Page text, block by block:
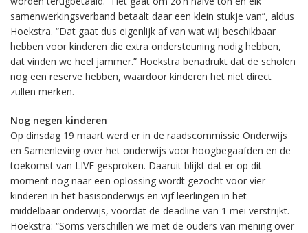
samenwerkingsverband betaalt daar een klein stukje van”, aldus
Hoekstra. “Dat gaat dus eigenlijk af van wat wij beschikbaar
hebben voor kinderen die extra ondersteuning nodig hebben,
dat vinden we heel jammer.” Hoekstra benadrukt dat de scholen
nog een reserve hebben, waardoor kinderen het niet direct
zullen merken.
Nog negen kinderen
Op dinsdag 19 maart werd er in de raadscommissie Onderwijs
en Samenleving over het onderwijs voor hoogbegaafden en de
toekomst van LIVE gesproken. Daaruit blijkt dat er op dit
moment nog naar een oplossing wordt gezocht voor vier
kinderen in het basisonderwijs en vijf leerlingen in het
middelbaar onderwijs, voordat de deadline van 1 mei verstrijkt.
Hoekstra: “Soms verschillen we met de ouders van mening over